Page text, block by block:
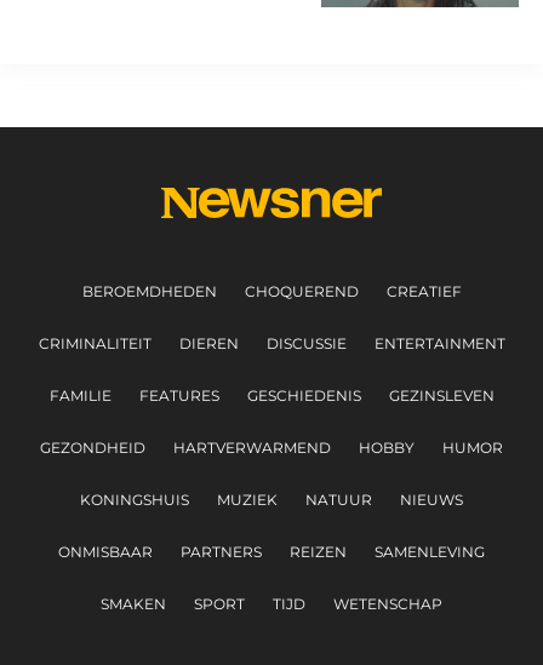
BEROEMDHEDEN CHOQUEREND CREATIEF
CRIMINALITEIT DIEREN DISCUSSIE ENTERTAINMENT
FAMILIE FEATURES GESCHIEDENIS GEZINSLEVEN
GEZONDHEID HARTVERWARMEND HOBBY HUMOR
KONINGSHUIS MUZIEK NATUUR NIEUWS
ONMISBAAR PARTNERS REIZEN SAMENLEVING
SMAKEN SPORT TIJD WETENSCHAP